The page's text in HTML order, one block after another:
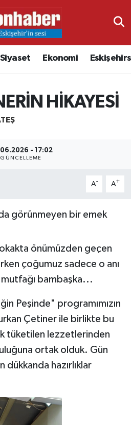
Siyaset Ekonomi
HİKAYESİ
- 17:02
GÜNCELLEME
A- A+
görünmeyen bir emek
önümüzden geçen
çoğumuz sadece o anı
bambaşka...
Peşinde" programımızın
Çetiner ile birlikte bu
tüketilen lezzetlerinden
ortak olduk. Gün
dükkanda hazırlıklar